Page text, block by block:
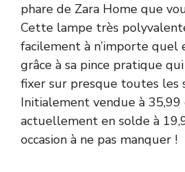
phare de Zara Home que
Cette lampe très
facilement à n’importe quel
grâce à sa pince pratique
fixer sur presque toutes les
Initialement vendue à
actuellement en solde à
occasion à ne pas manquer !